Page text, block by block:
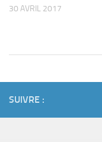
30 AVRIL 2017
SUIVRE :